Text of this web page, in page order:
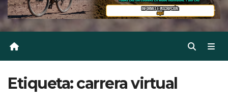
Etiqueta:carrera virtual